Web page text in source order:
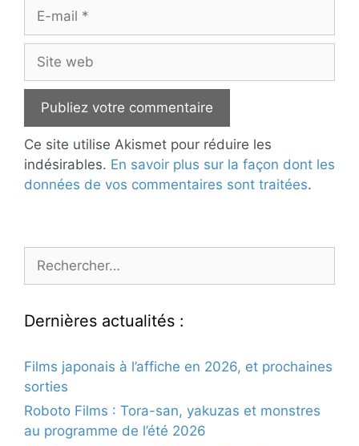
mail
web
Ce site utilise Akismet pour réduire les
indésirables. En savoir plus sur la façon dont les
données de vos commentaires sont traitées.
Rechercher :
Dernières actualités :
Films japonais à l’affiche en 2026, et prochaines
sorties
Roboto Films : Tora-san, yakuzas et monstres
au programme de l’été 2026